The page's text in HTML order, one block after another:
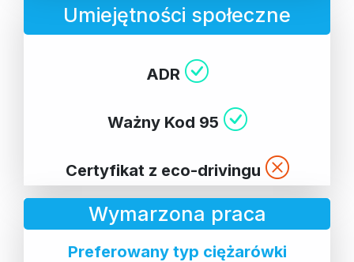
Umiejętności społeczne
ADR
Ważny Kod 95
Certyfikat z eco-drivingu
Wymarzona praca
Preferowany typ ciężarówki